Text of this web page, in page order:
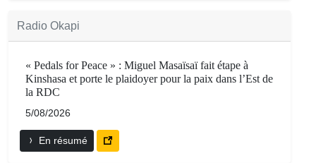
Radio Okapi
« Pedals for Peace » : Miguel Masaïsaï fait étape à
Kinshasa et porte le plaidoyer pour la paix dans l’Est de
la RDC
5/08/2026
En résumé